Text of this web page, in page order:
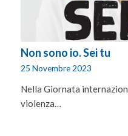
Non sono io. Sei tu
25 Novembre 2023
Nella Giornata
violenza…